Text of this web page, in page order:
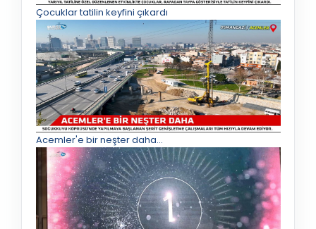
Çocuklar tatilin keyfini çıkardı
Acemler'e bir neşter daha...